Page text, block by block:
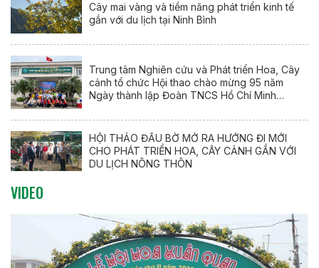
Cây mai vàng và tiềm năng phát triển kinh tế
gắn với du lịch tại Ninh Bình
Trung tâm Nghiên cứu và Phát triển Hoa, Cây
cảnh tổ chức Hội thao chào mừng 95 năm
Ngày thành lập Đoàn TNCS Hồ Chí Minh
HỘI THẢO ĐẦU BỜ MỞ RA HƯỚNG ĐI MỚI
CHO PHÁT TRIỂN HOA, CÂY CẢNH GẮN VỚI
DU LỊCH NÔNG THÔN
VIDEO